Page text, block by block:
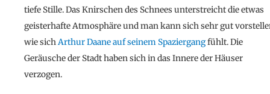
tiefe Stille. Das Knirschen des Schnees unterstreicht die etwas
geisterhafte Atmosphäre und man kann sich sehr gut
wie sichArthur Daane auf seinem Spaziergangfühlt. Die
Geräusche der Stadt haben sich in das Innere der Häuser
verzogen.